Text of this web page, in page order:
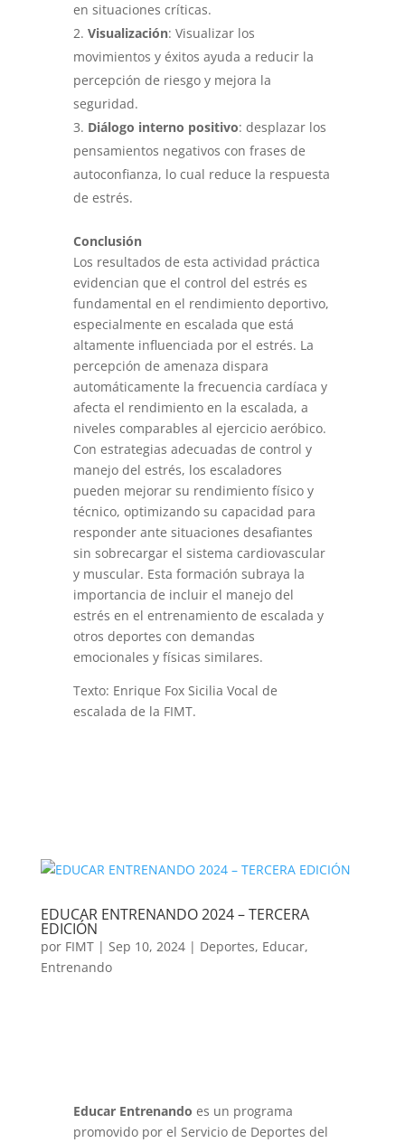
en situaciones críticas.
Visualización: Visualizar los
movimientos y éxitos ayuda a reducir la
percepción de riesgo y mejora la
seguridad.
Diálogo interno positivo: desplazar los
pensamientos negativos con frases de
autoconfianza, lo cual reduce la respuesta
de estrés.
Conclusión
Los resultados de esta actividad práctica
evidencian que el control del estrés es
fundamental en el rendimiento deportivo,
especialmente en escalada que está
altamente influenciada por el estrés. La
percepción de amenaza dispara
automáticamente la frecuencia cardíaca y
afecta el rendimiento en la escalada, a
niveles comparables al ejercicio aeróbico.
Con estrategias adecuadas de control y
manejo del estrés, los escaladores
pueden mejorar su rendimiento físico y
técnico, optimizando su capacidad para
responder ante situaciones desafiantes
sin sobrecargar el sistema cardiovascular
y muscular. Esta formación subraya la
importancia de incluir el manejo del
estrés en el entrenamiento de escalada y
otros deportes con demandas
emocionales y físicas similares.
Texto: Enrique Fox Sicilia Vocal de
escalada de la FIMT.
EDUCAR ENTRENANDO 2024 – TERCERA
EDICIÓN
por FIMT| Sep 10, 2024| Deportes, Educar,
Entrenando
Educar Entrenando es un programa
promovido por el Servicio de Deportes del